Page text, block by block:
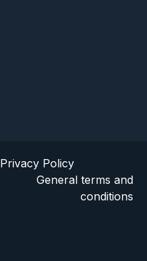
Privacy Policy
General terms and
conditions